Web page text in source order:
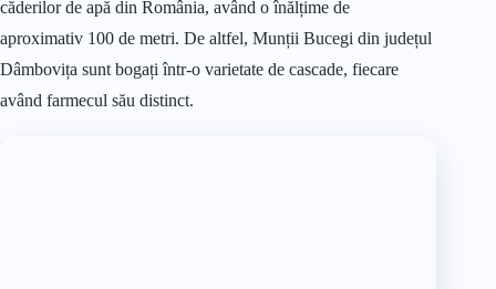
căderilor de apă din România, având o înălțime de
aproximativ 100 de metri. De altfel, Munții Bucegi din județul
Dâmbovița sunt bogați într-o varietate de cascade, fiecare
având farmecul său distinct.